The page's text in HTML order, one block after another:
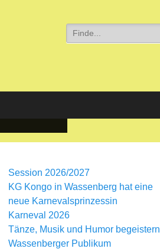
Suche
nach:
Session 2026/2027
KG Kongo in Wassenberg hat eine
neue Karnevalsprinzessin
Karneval 2026
Tänze, Musik und Humor begeistern
Wassenberger Publikum